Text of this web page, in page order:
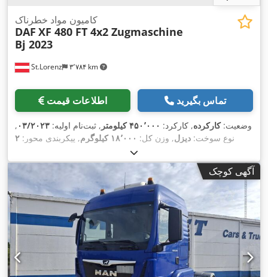
St.Lorenz ۳٬۷۸۴ km
کامیون مواد خطرناک
DAF XF 480 FT 4x2 Zugmaschine
Bj 2023
اطلاعات قیمت تماس بگیرید
وضعیت:کارکرده, کارکرد: ۴۵۰٬۰۰۰ کیلومتر , ثبت‌نام اولیه: ۰۳/۲۰۲۳ ,
نوع سوخت: دیزل, وزن کل: ۱۸٬۰۰۰ کیلوگرم , پیکربندی محور: ۲
, رنگ:سفید
انتشار:یورو ۶ , تجهیزات:تهویه مطبوع ,
آگهی کوچک